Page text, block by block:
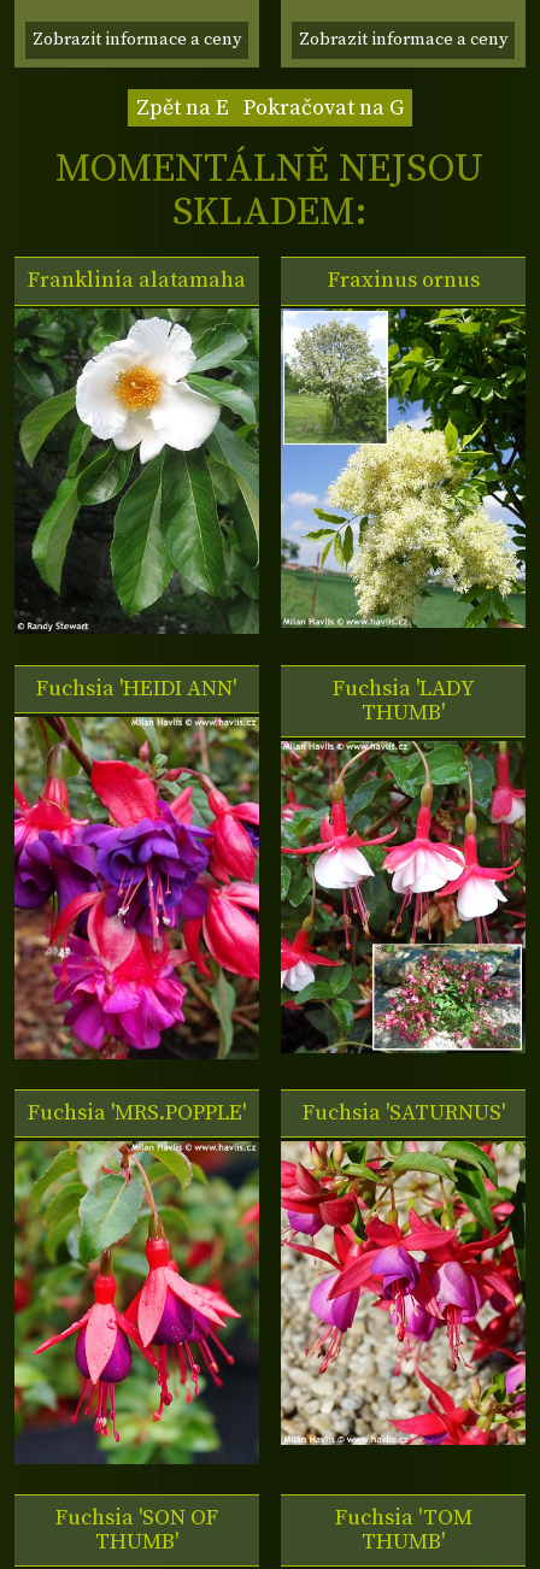
Zobrazit informace a ceny Zobrazit informace a ceny
Zpět na E Pokračovat na G
MOMENTÁLNĚ NEJSOU
SKLADEM:
Franklinia alatamaha Fraxinus ornus
Fuchsia 'HEIDI ANN'
Fuchsia 'LADY
THUMB'
Fuchsia 'MRS.POPPLE' Fuchsia 'SATURNUS'
Fuchsia 'SON OF
THUMB'
Fuchsia 'TOM
THUMB'